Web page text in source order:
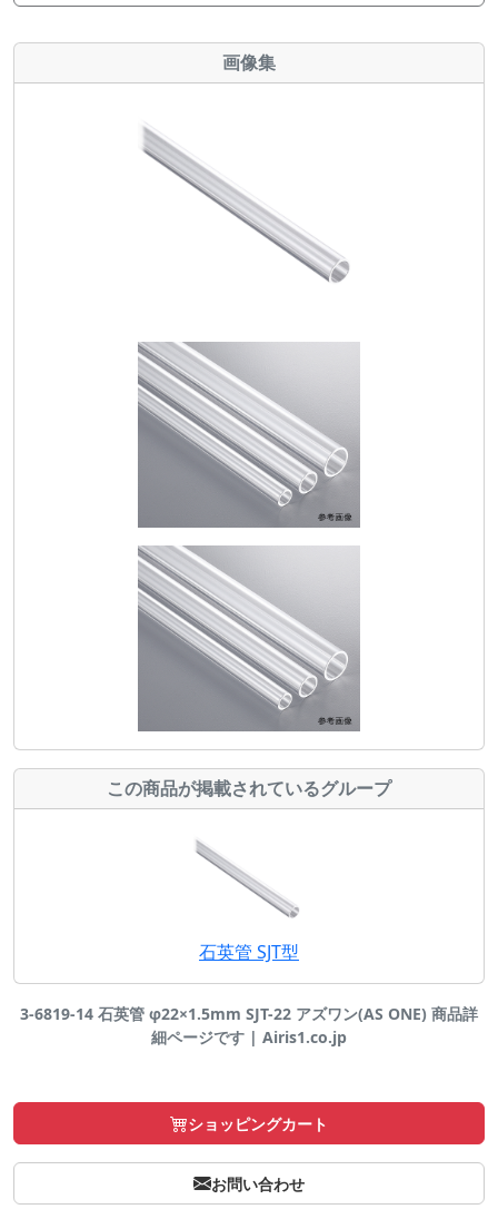
画像集
この商品が掲載されているグループ
石英管 SJT型
3-6819-14 石英管 φ22×1.5mm SJT-22 アズワン(AS ONE) 商品詳
細ページです | Airis1.co.jp
ショッピングカート
お問い合わせ